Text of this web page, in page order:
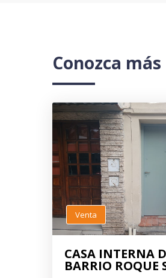
Conozca
Venta
CASA INTERNA
BARRIO ROQUE